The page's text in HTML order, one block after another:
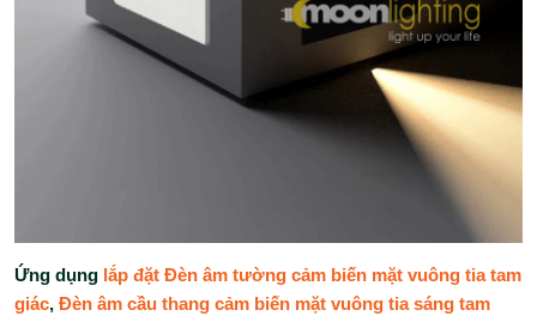
Ứng dụng lắp đặt Đèn âm tường cảm biến mặt vuông tia tam
giác, Đèn âm cầu thang cảm biến mặt vuông tia sáng tam